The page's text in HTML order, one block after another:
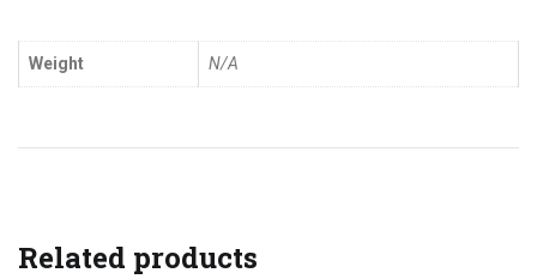
Weight N/A
Related products